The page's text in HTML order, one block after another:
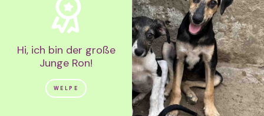
Hi, ich bin der große
Junge Ron!
WELPE